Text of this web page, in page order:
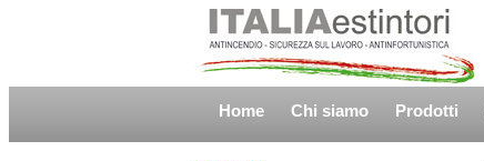
Home Chi siamo Prodotti